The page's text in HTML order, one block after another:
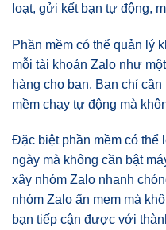
loạt, gửi kết bạn tự động,
Phần mềm có thể quản lý
mỗi tài khoản Zalo như
hàng cho bạn. Bạn chỉ
mềm chạy tự động mà
Đặc biệt phần mềm có thể
ngày mà không cần bật
xây nhóm Zalo nhanh
nhóm Zalo ẩn mem mà
bạn tiếp cận được với